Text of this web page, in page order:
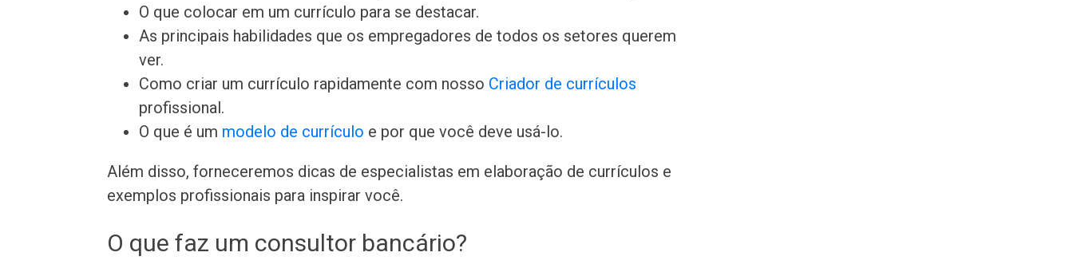
O que colocar em um currículo para se destacar.
As principais habilidades que os empregadores de todos os setores querem
ver.
Como criar um currículo rapidamente com nosso Criador de currículos
profissional.
O que é um modelo de currículo e por que você deve usá-lo.
Além disso, forneceremos dicas de especialistas em elaboração de currículos e
exemplos profissionais para inspirar você.
O que faz um consultor bancário?